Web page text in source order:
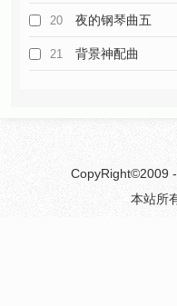
20 夜的钢琴曲五
21 背景神配曲
CopyRight©2009
本站所